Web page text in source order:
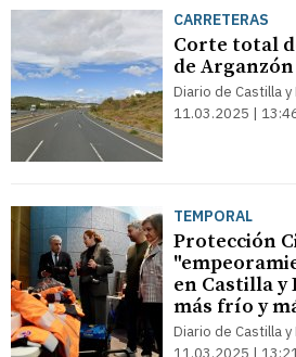
CARRETERAS
Corte total
de
Diario de Castilla y
11.03.2025 |
TEMPORAL
Protección
en Castilla y
más frío y
Diario de Castilla y
11.03.2025 | 13:21